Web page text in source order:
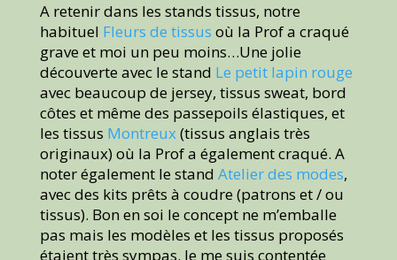
A retenir dans les stands tissus, notre
habituel Fleurs de tissus où la Prof a craqué
grave et moi un peu moins…Une jolie
découverte avec le stand Le petit lapin rouge
avec beaucoup de jersey, tissus sweat, bord
côtes et même des passepoils élastiques, et
les tissus Montreux(tissus anglais très
originaux) où la Prof a également craqué. A
noter également le stand Atelier des modes,
avec des kits prêts à coudre (patrons et / ou
tissus). Bon en soi le concept ne m’emballe
pas mais les modèles et les tissus proposés
étaient très sympas. Je me suis contentée